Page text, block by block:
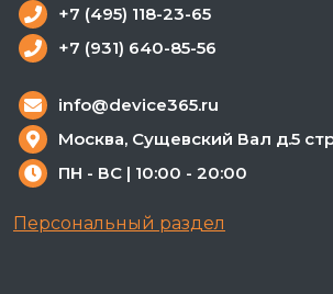
+7 (495) 118-23-65
+7 (931) 640-85-56
info@device365.ru
Москва, Сущевский Вал д.5
ПН - ВС | 10:00 - 20:00
Персональный раздел